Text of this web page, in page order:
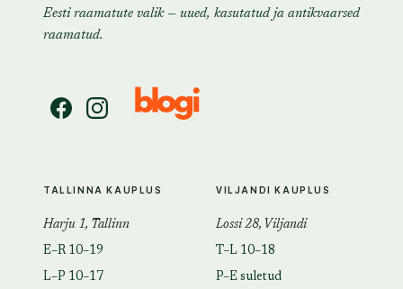
Eesti raamatute valik — uued, kasutatud ja antikvaarsed
raamatud.
TALLINNA KAUPLUS
Harju 1, Tallinn
E–R 10–19
L–P 10–17
VILJANDI KAUPLUS
Lossi 28, Viljandi
T–L 10–18
P–E suletud